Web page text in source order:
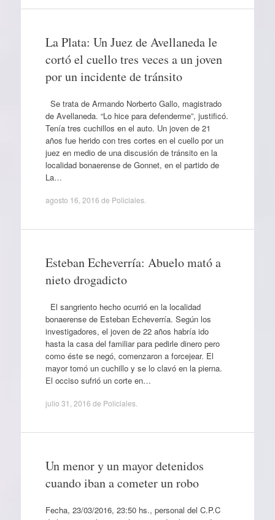
La Plata: Un Juez de Avellaneda le
cortó el cuello tres veces a un joven
por un incidente de tránsito
Se trata de Armando Norberto Gallo, magistrado
de Avellaneda. “Lo hice para defenderme”, justificó.
Tenía tres cuchillos en el auto. Un joven de 21
años fue herido con tres cortes en el cuello por un
juez en medio de una discusión de tránsito en la
localidad bonaerense de Gonnet, en el partido de
La…
agosto 16, 2016 de Policiales.
Esteban Echeverría: Abuelo mató a
nieto drogadicto
El sangriento hecho ocurrió en la localidad
bonaerense de Esteban Echeverría. Según los
investigadores, el joven de 22 años habría ido
hasta la casa del familiar para pedirle dinero pero
como éste se negó, comenzaron a forcejear. El
mayor tomó un cuchillo y se lo clavó en la pierna.
El occiso sufrió un corte en…
julio 31, 2016 de Policiales.
Un menor y un mayor detenidos
cuando iban a cometer un robo
Fecha, 23/03/2016, 23:50 hs., personal del C.P.C